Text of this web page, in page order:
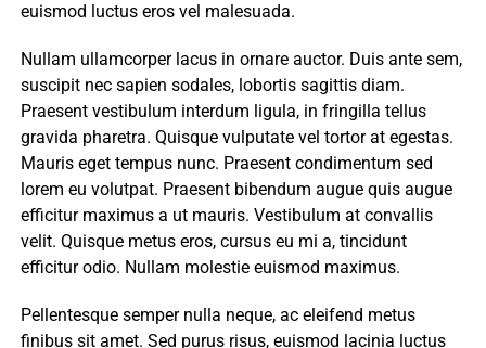
euismod luctus eros vel malesuada.
Nullam ullamcorper lacus in ornare auctor. Duis ante sem,
suscipit nec sapien sodales, lobortis sagittis diam.
Praesent vestibulum interdum ligula, in fringilla tellus
gravida pharetra. Quisque vulputate vel tortor at egestas.
Mauris eget tempus nunc. Praesent condimentum sed
lorem eu volutpat. Praesent bibendum augue quis augue
efficitur maximus a ut mauris. Vestibulum at convallis
velit. Quisque metus eros, cursus eu mi a, tincidunt
efficitur odio. Nullam molestie euismod maximus.
Pellentesque semper nulla neque, ac eleifend metus
finibus sit amet. Sed purus risus, euismod lacinia luctus